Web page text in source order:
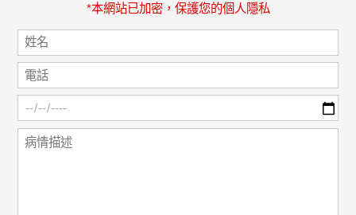
*本網站已加密，保護您的個人隱私